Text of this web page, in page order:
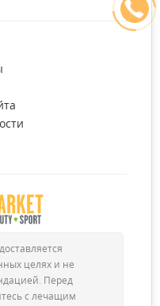
целях и не
Перед
с лечащим